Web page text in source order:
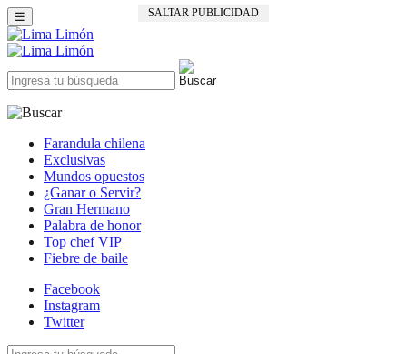
SALTAR PUBLICIDAD
☰
Farandula chilena
Exclusivas
Mundos opuestos
¿Ganar o Servir?
Gran Hermano
Palabra de honor
Top chef VIP
Fiebre de baile
Facebook
Instagram
Twitter